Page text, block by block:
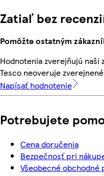
Zatiaľ bez
Pomôžte ostatným
Hodnotenia zverejňujú naši
Tesco neoveruje
Napísať hodnotenie
Potrebujete
Cena doručenia
Bezpečnosť pri
Všeobecné obchodné